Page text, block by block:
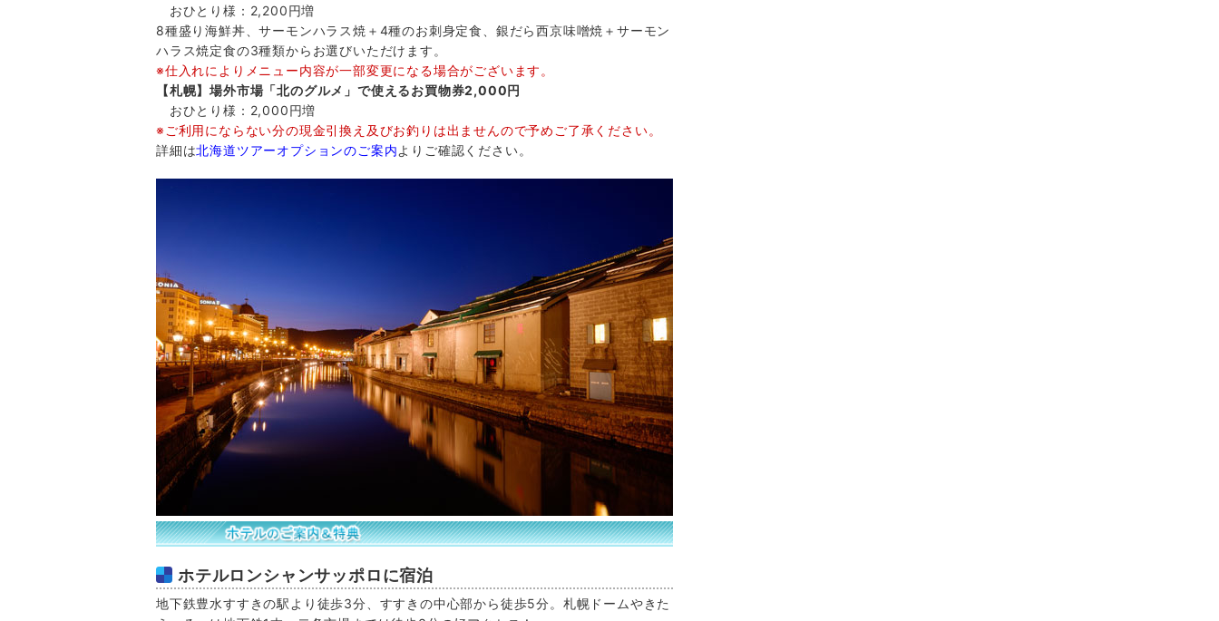
おひとり様：2,200円増
8種盛り海鮮丼、サーモンハラス焼＋4種のお刺身定食、銀だら西京味噌焼＋サーモン
ハラス焼定食の3種類からお選びいただけます。
※仕入れによりメニュー内容が一部変更になる場合がございます。
【札幌】場外市場「北のグルメ」で使えるお買物券2,000円
おひとり様：2,000円増
※ご利用にならない分の現金引換え及びお釣りは出ませんので予めご了承ください。
詳細は北海道ツアーオプションのご案内よりご確認ください。
ホテルロンシャンサッポロに宿泊
地下鉄豊水すすきの駅より徒歩3分、すすきの中心部から徒歩5分。札幌ドームやきた